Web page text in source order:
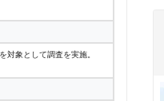
象として調査を実施。